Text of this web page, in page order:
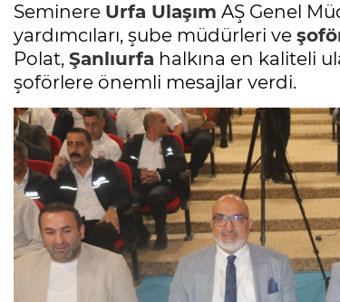
Seminere Urfa Ulaşım AŞ Genel
yardımcıları, şube müdürleri ve
Polat, Şanlıurfa halkına en kaliteli
şoförlere önemli mesajlar verdi.